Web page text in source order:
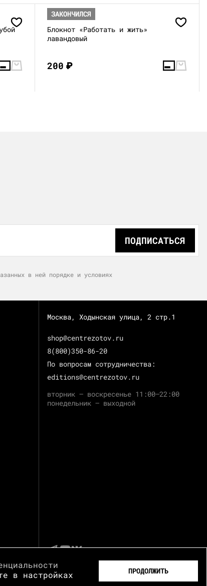
ЗАКОНЧИЛСЯ
Блокнот «Работать и жить»
лавандовый
200₽
ПОДПИСАТЬСЯ
в ней порядке и условиях
Москва, Ходынская улица, 2 стр.1
shop@centrezotov.ru
8(800)350-86-20
По вопросам сотрудничества:
editions@centrezotov.ru
вторник — воскресенье 11:00–22:00
понедельник — выходной
в настройках
ПРОДОЛЖИТЬ